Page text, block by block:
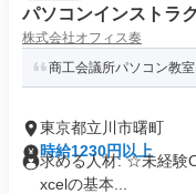
パソコンインストラ
株式会社オフィス奏
商工会議所パソコン教
東京都立川市曙町
時給1230円以上
求める人材: ☆未経
xcelの基本...